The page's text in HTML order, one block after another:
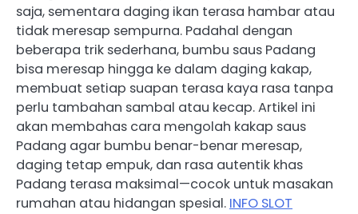
saja, sementara daging ikan terasa hambar atau
tidak meresap sempurna. Padahal dengan
beberapa trik sederhana, bumbu saus Padang
bisa meresap hingga ke dalam daging kakap,
membuat setiap suapan terasa kaya rasa tanpa
perlu tambahan sambal atau kecap. Artikel ini
akan membahas cara mengolah kakap saus
Padang agar bumbu benar-benar meresap,
daging tetap empuk, dan rasa autentik khas
Padang terasa maksimal—cocok untuk masakan
rumahan atau hidangan spesial. INFO SLOT